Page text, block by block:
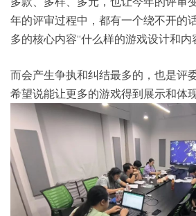
年的评审过程中，都有一个绕不开的
多的核心内容“什么样的游戏设计和内
而会产生争执和纠结最多的，也是评
希望说能让更多的游戏得到展示和体现